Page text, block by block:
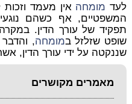
לעד מומחה אין מעמד
המשפטיים, אף כשהם
תפקיד של עורך הדין. במקרה
שופט שזלזל במומחה,
שננקטה על ידי עורך הדין,
מאמרים מקושרים